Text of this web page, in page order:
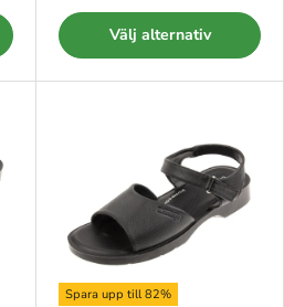
Välj alternativ
Spara upp till 82%